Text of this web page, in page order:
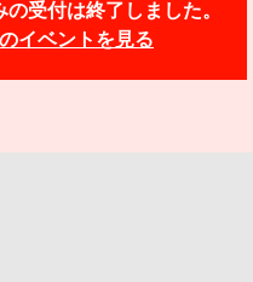
の受付は終了しました。
イベントを見る